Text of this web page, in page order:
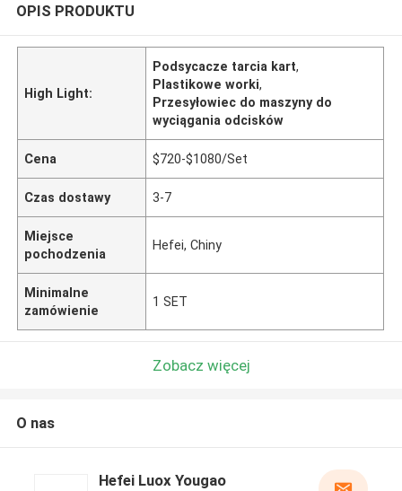
OPIS PRODUKTU
High Light:
Podsycacze tarcia kart,
Plastikowe worki,
Przesyłowiec do maszyny do
wyciągania odcisków
Cena $720-$1080/Set
Czas dostawy 3-7
Miejsce
pochodzenia
Hefei, Chiny
Minimalne
zamówienie
1 SET
Zobacz więcej
O nas
Hefei Luox Yougao